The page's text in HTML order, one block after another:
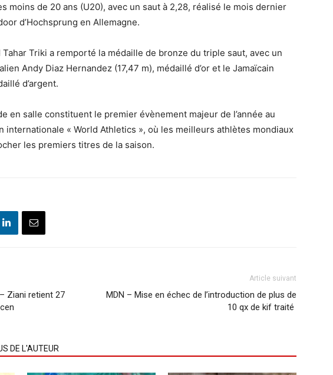
moins de 20 ans (U20), avec un saut à 2,28, réalisé le mois dernier
d’Hochsprung en Allemagne.
Triki a remporté la médaille de bronze du triple saut, avec un
Andy Diaz Hernandez (17,47 m), médaillé d’or et le Jamaïcain
d’argent.
en salle constituent le premier évènement majeur de l’année au
internationale « World Athletics », où les meilleurs athlètes mondiaux
les premiers titres de la saison.
Ziani retient 27
Article suivant
MDN – Mise en échec de l’introduction de plus de
10 qx de kif traité
DE L'AUTEUR